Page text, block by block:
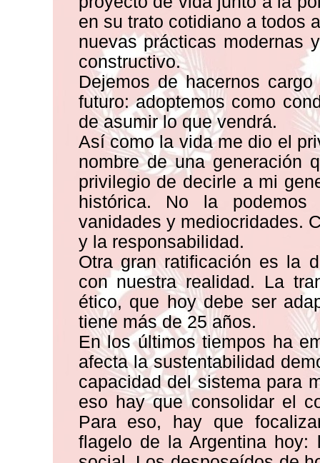
en su trato cotidiano a todos
nuevas prácticas modernas
constructivo.
Dejemos de hacernos
futuro: adoptemos como
de asumir lo que vendrá.
Así como la vida me dio el
nombre de una generación
privilegio de decirle a mi
histórica. No la podemos
vanidades y mediocridades.
y la responsabilidad.
Otra gran ratificación es la
con nuestra realidad. La
ético, que hoy debe ser
tiene más de 25 años.
En los últimos tiempos ha
afecta la sustentabilidad
capacidad del sistema para
eso hay que consolidar el
Para eso, hay que
flagelo de la Argentina hoy: